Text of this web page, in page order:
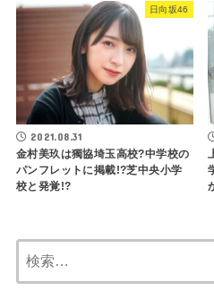
日向坂46
2021.08.31
金村美玖は獨協埼玉高校?中学校の
パンフレットに掲載!?芝中央小学
校と発覚!?